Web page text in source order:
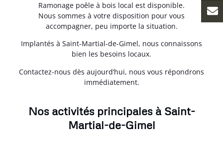
Ramonage poêle à bois local est disponible.
Nous sommes à votre disposition pour vous
accompagner, peu importe la situation.
Implantés à Saint-Martial-de-Gimel, nous connaissons
bien les besoins locaux.
Contactez-nous dès aujourd’hui, nous vous répondrons
immédiatement.
Nos activités principales à Saint-
Martial-de-Gimel